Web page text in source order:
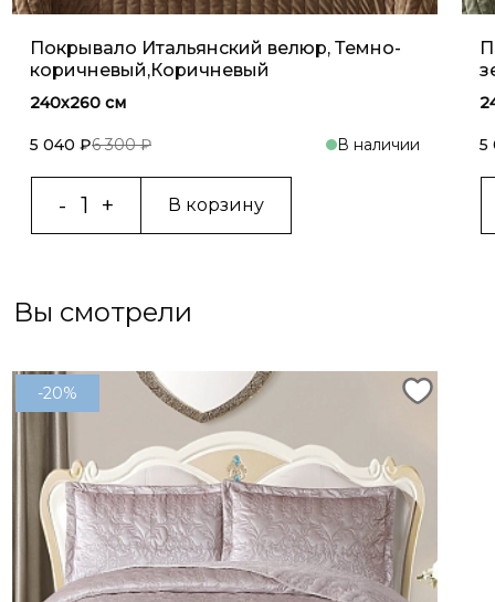
Покрывало Итальянский велюр, Темно-
коричневый,Коричневый
240х260 см
5 040 ₽6 300 ₽ В наличии
В корзину
5
Вы смотрели
-20%